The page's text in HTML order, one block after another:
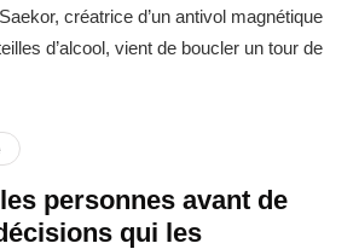
créatrice d’un antivol magnétique
d’alcool, vient de boucler un tour de
personnes avant de
qui les